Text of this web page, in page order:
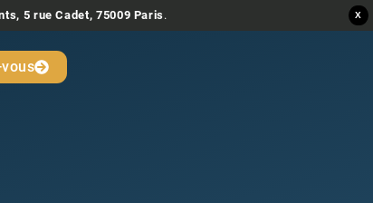
X
5 rue Cadet, 75009 Paris.